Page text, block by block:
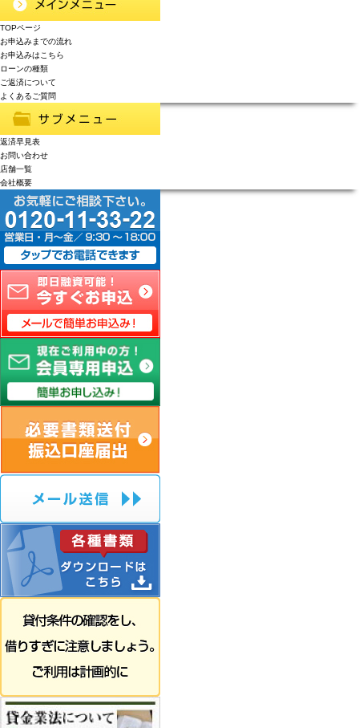
TOPページ
お申込みまでの流れ
お申込みはこちら
ローンの種類
ご返済について
よくあるご質問
返済早見表
お問い合わせ
店舗一覧
会社概要